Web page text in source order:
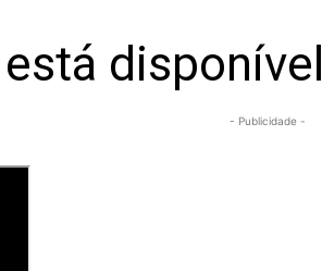
disponível
- Publicidade -